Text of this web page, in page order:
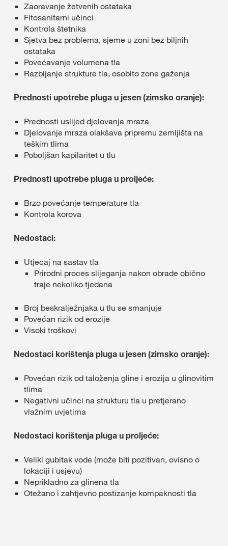
Zaoravanje žetvenih ostataka
Fitosanitarni učinci
Kontrola štetnika
Sjetva bez problema, sjeme u zoni bez biljnih
ostataka
Povećavanje volumena tla
Razbijanje strukture tla, osobito zone gaženja
Prednosti upotrebe pluga u jesen (zimsko oranje):
Prednosti uslijed djelovanja mraza
Djelovanje mraza olakšava pripremu zemljišta na
teškim tlima
Poboljšan kapilaritet u tlu
Prednosti upotrebe pluga u proljeće:
Brzo povećanje temperature tla
Kontrola korova
Nedostaci:
Utjecaj na sastav tla
Prirodni proces slijeganja nakon obrade obično
traje nekoliko tjedana
Broj beskralježnjaka u tlu se smanjuje
Povećan rizik od erozije
Visoki troškovi
Nedostaci korištenja pluga u jesen (zimsko oranje):
Povećan rizik od taloženja gline i erozija u glinovitim
tlima
Negativni učinci na strukturu tla u pretjerano
vlažnim uvjetima
Nedostaci korištenja pluga u proljeće:
Veliki gubitak vode (može biti pozitivan, ovisno o
lokaciji i usjevu)
Neprikladno za glinena tla
Otežano i zahtjevno postizanje kompaknosti tla